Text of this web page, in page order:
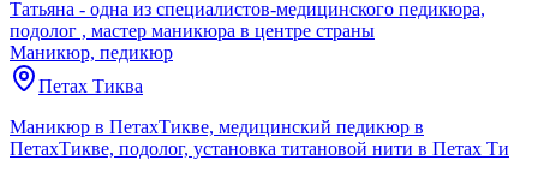
Татьяна - одна из специалистов-медицинского педикюра,
подолог , мастер маникюра в центре страны
Маникюр, педикюр
Петах Тиква
Маникюр в ПетахТикве, медицинский педикюр в
ПетахТикве, подолог, установка титановой нити в Петах Ти